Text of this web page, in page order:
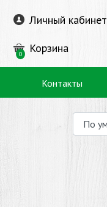
Личный кабинет
0 Корзина
Контакты